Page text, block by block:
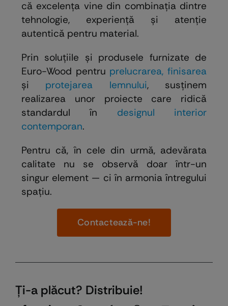
că excelența vine din combinația dintre
tehnologie, experiență și atenție
autentică pentru material.
Prin soluțiile și produsele furnizate de
Euro-Wood pentru prelucrarea, finisarea
şi protejarea lemnului, susținem
realizarea unor proiecte care ridică
standardul în designul interior
contemporan.
Pentru că, în cele din urmă, adevărata
calitate nu se observă doar într-un
singur element — ci în armonia întregului
spațiu.
Contactează-ne!
Ţi-a plăcut? Distribuie!